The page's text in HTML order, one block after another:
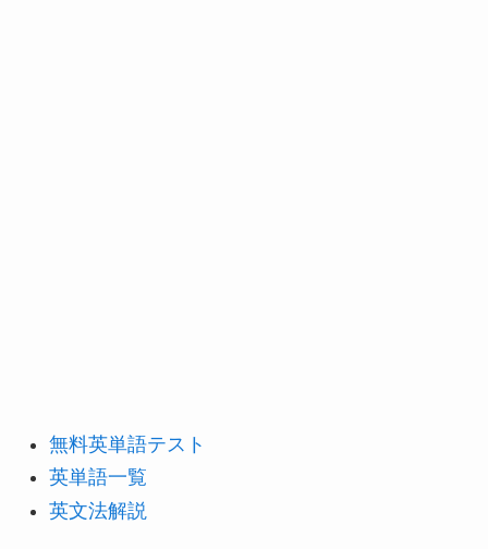
無料英単語テスト
英単語一覧
英文法解説